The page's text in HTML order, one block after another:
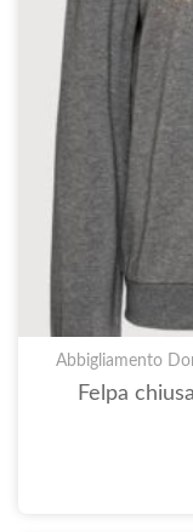
Abbigliamento
Felpa